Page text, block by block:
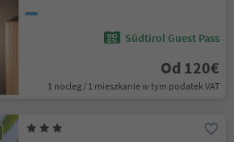
Südtirol Guest Pass
Od 120€
1 nocleg / 1 mieszkanie w tym podatek VAT